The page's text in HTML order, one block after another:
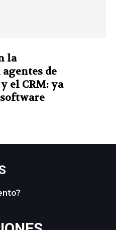
la
de
el CRM: ya